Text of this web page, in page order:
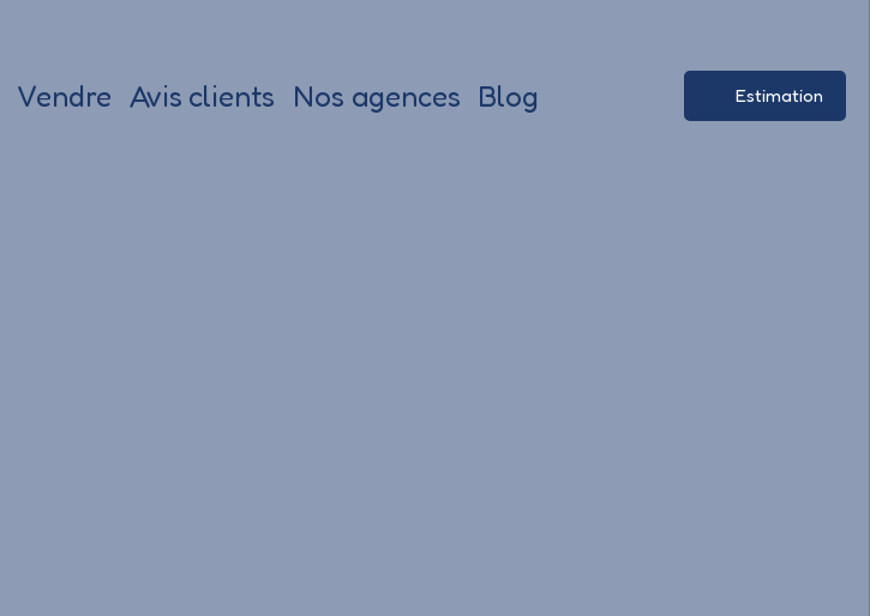
Vendre Avis clients Nos agences Blog Estimation